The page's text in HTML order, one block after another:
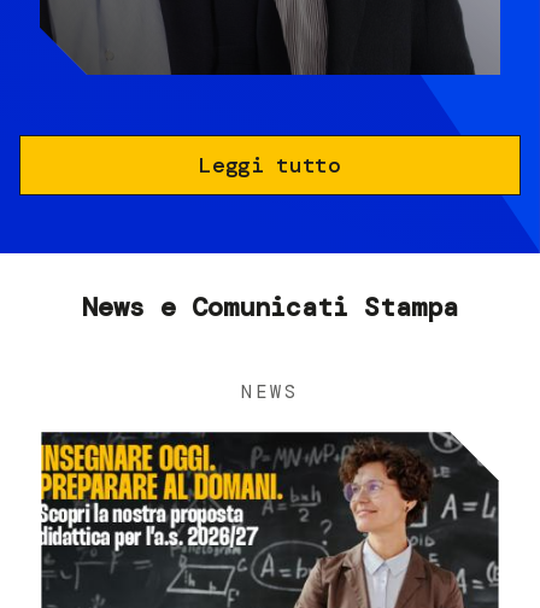
Leggi tutto
News e Comunicati Stampa
NEWS